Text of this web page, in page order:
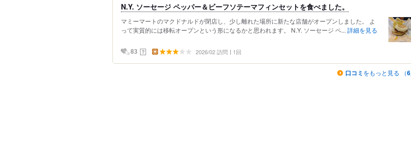
N.Y. ソーセージ ペッパー＆ビーフソテーマフィンセットを食べました。
マミーマートのマクドナルドが閉店し、少し離れた場所に新たな店舗がオープンしました。 よ
って実質的には移転オープンという形になるかと思われます。 N.Y. ソーセージ ペ... 詳細を見る
83 ？ 2026/02 訪問 1回
口コミ をもっと見る （6